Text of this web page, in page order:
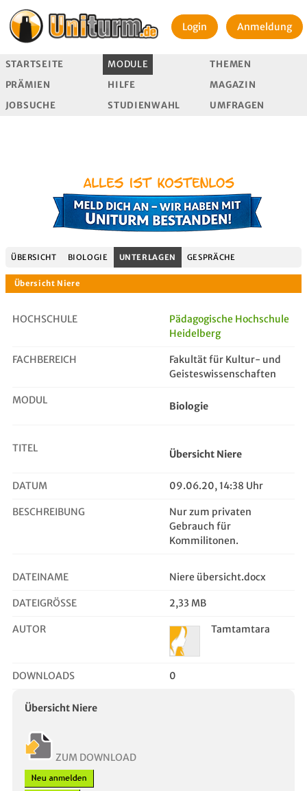
Login Anmeldung
STARTSEITE MODULE
THEMEN
PRÄMIEN
HILFE
MAGAZIN
JOBSUCHE
STUDIENWAHL UMFRAGEN
ÜBERSICHT BIOLOGIE UNTERLAGEN GESPRÄCHE
Übersicht Niere
HOCHSCHULE
Pädagogische Hochschule
Heidelberg
FACHBEREICH
Fakultät für Kultur- und
Geisteswissenschaften
MODUL Biologie
TITEL Übersicht Niere
DATUM 09.06.20, 14:38 Uhr
BESCHREIBUNG
Nur zum privaten
Gebrauch für
Kommilitonen.
DATEINAME Niere übersicht.docx
DATEIGRÖSSE 2,33 MB
AUTOR Tamtamtara
DOWNLOADS 0
Übersicht Niere
ZUM DOWNLOAD